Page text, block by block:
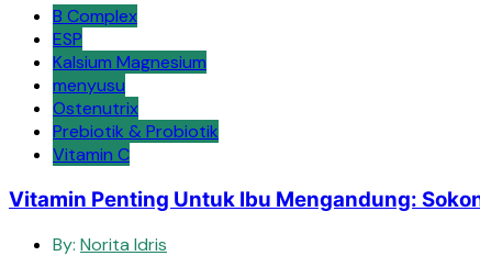
B Complex
ESP
Kalsium Magnesium
menyusu
Ostenutrix
Prebiotik & Probiotik
Vitamin C
Vitamin Penting Untuk Ibu Mengandung:
By: Norita Idris